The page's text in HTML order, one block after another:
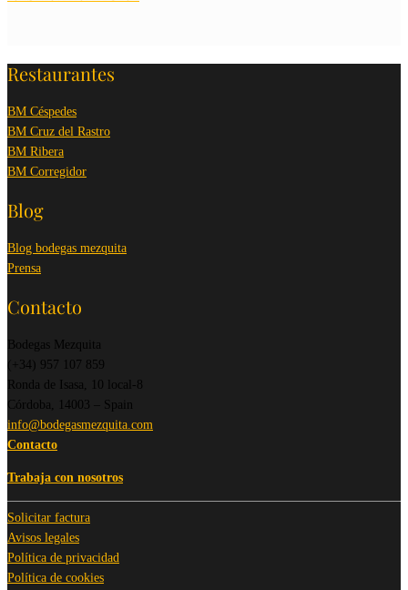
Restaurantes
BM Céspedes
BM Cruz del Rastro
BM Ribera
BM Corregidor
Blog
Blog bodegas mezquita
Prensa
Contacto
Bodegas Mezquita
(+34) 957 107 859
Ronda de Isasa, 10 local-8
Córdoba, 14003 – Spain
info@bodegasmezquita.com
Contacto
Trabaja con nosotros
Solicitar factura
Avisos legales
Política de privacidad
Política de cookies